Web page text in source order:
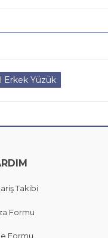
Erkek Yüzük
Takibi
Formu
Formu